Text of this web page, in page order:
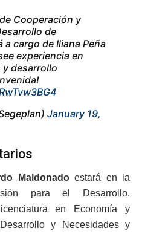
Cooperación y
de
a cargo de Iliana Peña
experiencia en
desarrollo
January 19,
Maldonadoestará en la
para el Desarrollo.
en Economía y
y Necesidades y